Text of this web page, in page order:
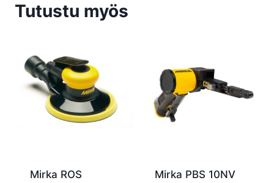
Tutustu myös
Mirka ROS
Mirka PBS 10NV